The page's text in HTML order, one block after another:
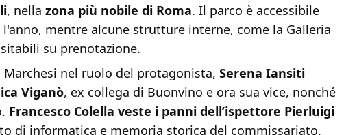
, nella zona più nobile di Roma. Il parco è accessibile
mentre alcune strutture interne, come la Galleria
su prenotazione.
Marchesi nel ruolo del protagonista, Serena Iansiti
Viganò, ex collega di Buonvino e ora sua vice, nonché
Francesco Colella veste i panni dell’ispettore Pierluigi
di informatica e memoria storica del commissariato.